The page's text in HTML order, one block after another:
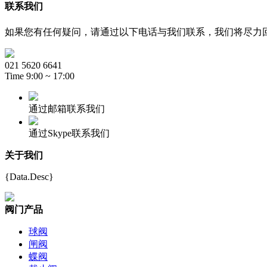
联系我们
如果您有任何疑问，请通过以下电话与我们联系，我们将尽力
021 5620 6641
Time 9:00 ~ 17:00
通过邮箱联系我们
通过Skype联系我们
关于我们
{Data.Desc}
阀门产品
球阀
闸阀
蝶阀